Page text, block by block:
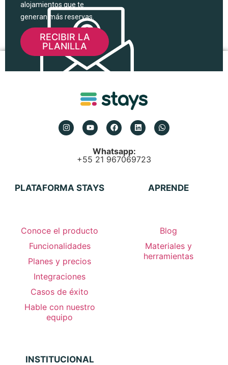
alojamientos que te
generan más reservas.
RECIBIR LA
PLANILLA
Whatsapp:
+55 21 967069723
PLATAFORMA STAYS
Conoce el producto
Funcionalidades
Planes y precios
Integraciones
Casos de éxito
Hable con nuestro
equipo
APRENDE
Blog
Materiales y
herramientas
INSTITUCIONAL